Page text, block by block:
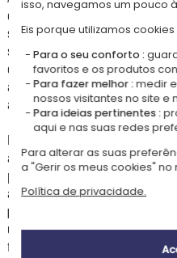
confecionada num tecido suave e
sem substâncias nocivas para a
suas dimensões de 26 x 32 cm,
cadernos, lápis ou um pequeno
adaptam-se à morfologia da
abertura e o fecho, encorajando a
Para transformar esta mochila
adicione apersonalização por
pala frontal, na cor da sua
às aulas, um aniversário, um
presente personalizado
universos ternos. Umpresente
frescura.
isso, navegamos um pouco
Eis porque utilizamos cookies
Para o seu conforto :
favoritos e os produtos
Para fazer melhor :medir
nossos visitantes no site e
Para ideias pertinentes :
aqui e nas suas redes
Para alterar as suas
a "Gerir os meus cookies"
Política de privacidade.